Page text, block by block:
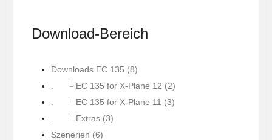
Download-Bereich
Downloads EC 135 (8)
|_
EC 135 for X-Plane 12 (2)
|_
EC 135 for X-Plane 11 (3)
|_
Extras (3)
Szenerien (6)